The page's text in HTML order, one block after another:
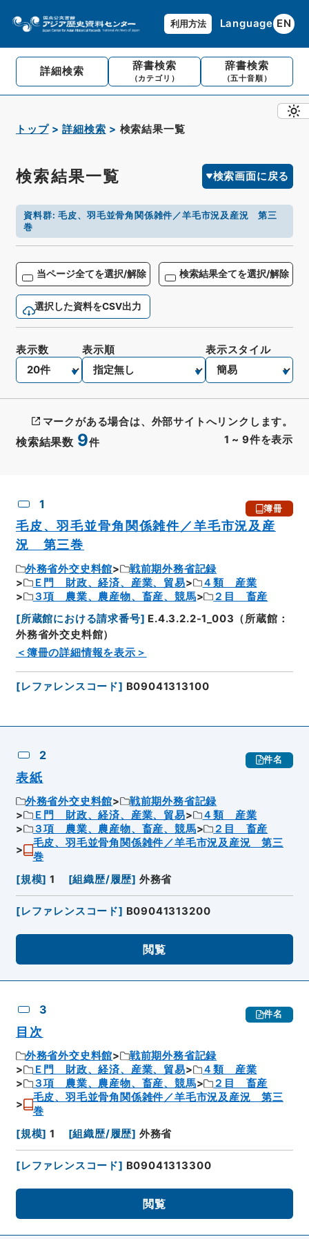
利用方法 Language EN
詳細検索 辞書検索
（カテゴリ）
辞書検索
（五十音順）
トップ 詳細検索 検索結果一覧
検索結果一覧 検索画面に戻る
資料群:毛皮、羽毛並骨角関係雑件／羊毛市況及産況 第三
巻
当ページ全てを選択/解除 検索結果全てを選択/解除
選択した資料をCSV出力
検索結果数 9件 1 ~ 9件を表示
表示数 表示順 表示スタイル
マークがある場合は、外部サイトへリンクします。
1 簿冊
毛皮、羽毛並骨角関係雑件／羊毛市況及産
況 第三巻
外務省外交史料館
戦前期外務省記録
Ｅ門 財政、経済、産業、貿易
４類 産業
３項 農業、農産物、畜産、競馬
２目 畜産
[所蔵館における請求番号] E.4.3.2.2-1_003（所蔵館：
外務省外交史料館）
＜簿冊の詳細情報を表示＞
[レファレンスコード] B09041313100
2 件名
表紙
外務省外交史料館
戦前期外務省記録
Ｅ門 財政、経済、産業、貿易
４類 産業
３項 農業、農産物、畜産、競馬
２目 畜産
毛皮、羽毛並骨角関係雑件／羊毛市況及産況 第三
巻
[規模] 1 [組織歴/履歴] 外務省
[レファレンスコード] B09041313200
閲覧
3 件名
目次
外務省外交史料館
戦前期外務省記録
Ｅ門 財政、経済、産業、貿易
４類 産業
３項 農業、農産物、畜産、競馬
２目 畜産
毛皮、羽毛並骨角関係雑件／羊毛市況及産況 第三
巻
[規模] 1 [組織歴/履歴] 外務省
[レファレンスコード] B09041313300
閲覧